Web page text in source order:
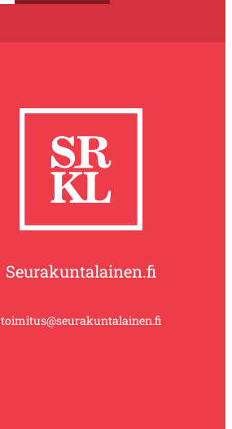
Seurakuntalainen.fi
toimitus@seurakuntalainen.fi